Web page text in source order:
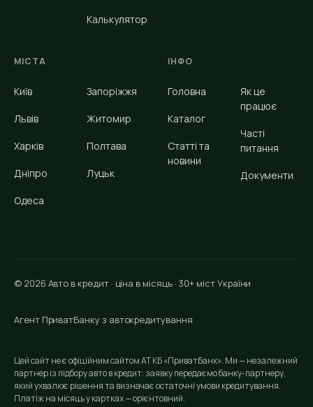
Калькулятор
МІСТА
Київ
Львів
Харків
Дніпро
Одеса
Запоріжжя
Житомир
Полтава
Луцьк
ІНФО
Головна
Каталог
Статті та
новини
Як це
працює
Часті
питання
Документи
© 2026 Авто в кредит · ціна в місяць · 30+ міст України
Агент ПриватБанку з автокредитування
Цей сайт не є офіційним сайтом АТ КБ «ПриватБанк». Ми — незалежний
партнер із підбору авто в кредит: заявку передаємо банку-партнеру,
який ухвалює рішення та визначає остаточні умови кредитування.
Платіж на місяць у картках — орієнтовний.